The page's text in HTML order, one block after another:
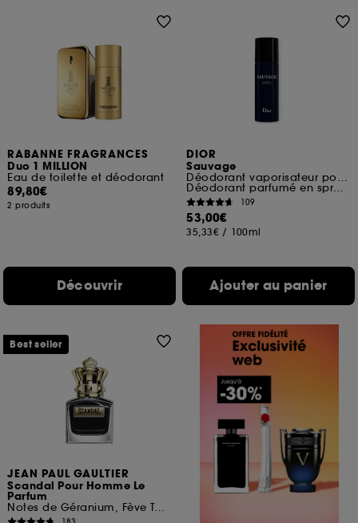
RABANNE FRAGRANCES
Duo 1 MILLION
Eau de toilette et déodorant
89,80€
2 produits
Découvrir
DIOR
Sauvage
Déodorant vaporisateur pour homme
Déodorant parfumé en spray 150 ml
109
53,00€
35,33€ / 100ml
Ajouter au panier
JEAN PAUL GAULTIER
Scandal Pour Homme Le
Parfum
Notes de Géranium, Fève Tonka, Bois de Santal
Best seller